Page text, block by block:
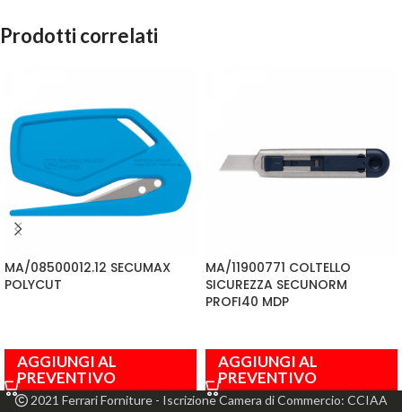
Prodotti correlati
MA/08500012.12 SECUMAX
POLYCUT
AGGIUNGI AL
PREVENTIVO
MA/11900771 COLTELLO
SICUREZZA SECUNORM
PROFI40 MDP
AGGIUNGI AL
PREVENTIVO
2021 Ferrari Forniture - Iscrizione Camera di Commercio: CCIAA